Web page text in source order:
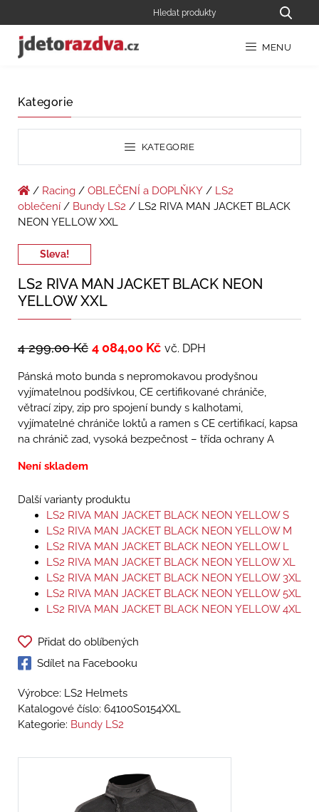
MENU
Kategorie
KATEGORIE
/ Racing / OBLEČENÍ a DOPLŇKY / LS2
oblečení / Bundy LS2 / LS2 RIVA MAN JACKET BLACK
NEON YELLOW XXL
Sleva!
LS2 RIVA MAN JACKET BLACK NEON
YELLOW XXL
4 299,00Kč 4 084,00 Kč vč. DPH
Pánská moto bunda s nepromokavou prodyšnou
vyjímatelnou podšívkou, CE certifikované chrániče,
větrací zipy, zip pro spojení bundy s kalhotami,
vyjímatelné chrániče loktů a ramen s CE certifikací, kapsa
na chránič zad, vysoká bezpečnost – třída ochrany A
Není skladem
Další varianty produktu
LS2 RIVA MAN JACKET BLACK NEON YELLOW S
LS2 RIVA MAN JACKET BLACK NEON YELLOW M
LS2 RIVA MAN JACKET BLACK NEON YELLOW L
LS2 RIVA MAN JACKET BLACK NEON YELLOW XL
LS2 RIVA MAN JACKET BLACK NEON YELLOW 3XL
LS2 RIVA MAN JACKET BLACK NEON YELLOW 5XL
LS2 RIVA MAN JACKET BLACK NEON YELLOW 4XL
Přidat do oblíbených
Sdílet na Facebooku
Výrobce: LS2 Helmets
Katalogové číslo: 64100S0154XXL
Kategorie: Bundy LS2